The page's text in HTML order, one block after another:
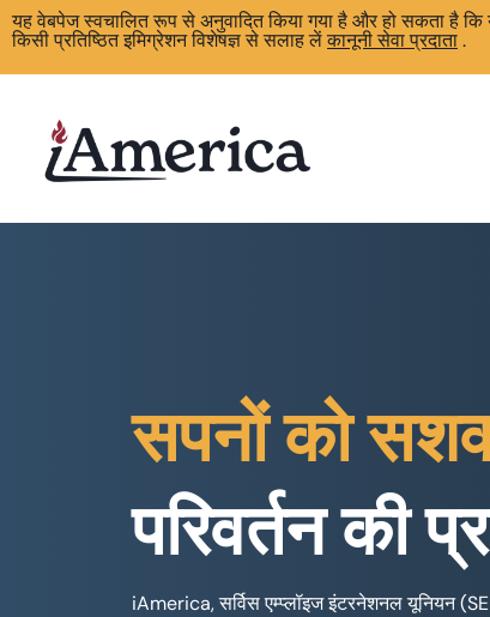
यह वेबपेज स्वचालित रूप से अनुवादित किया गया है और हो सकता है
किसी प्रतिष्ठित इमिग्रेशन विशेषज्ञ से सलाह लेंकानूनी सेवा प्रदाता.
सपनों को
परिवर्तन की
iAmerica, सर्विस एम्प्लॉइज इंटरनेशनल यूनियन